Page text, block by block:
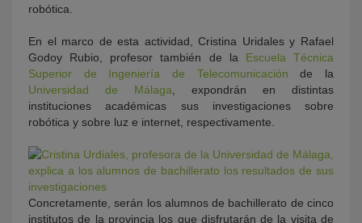
robótica.
En el marco de esta actividad, Cristina Uridales y Rafael
Godoy Rubio, profesor también de la Escuela Técnica
Superior de Ingeniería de Telecomunicación de la
Universidad de Málaga , expondrán en distintas
instituciones académicas sus investigaciones sobre
robótica y sobre luz e internet, respectivamente.
Concretamente, serán los alumnos de bachillerato de cinco
institutos de la provincia los que disfrutarán de la visita de